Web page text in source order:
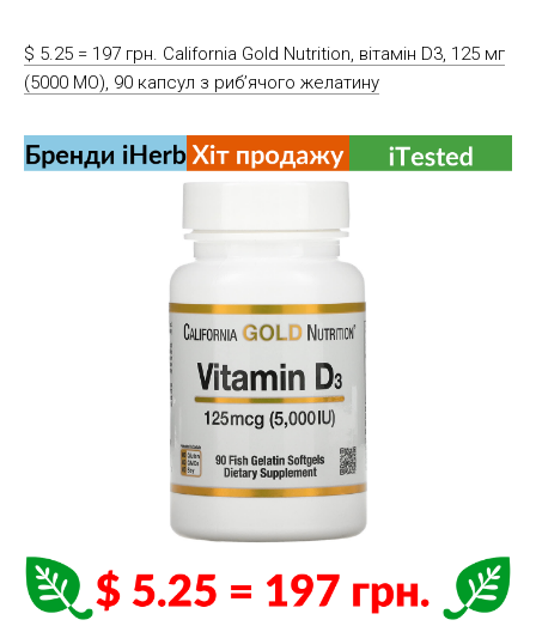
$ 5.25 = 197 грн. California Gold Nutrition, вітамін D3, 125 мг
(5000 МО), 90 капсул з риб’ячого желатину